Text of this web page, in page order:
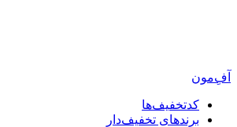
آفِ‌مون
کدتخفیف‌ها
برندهای تخفیف‌دار